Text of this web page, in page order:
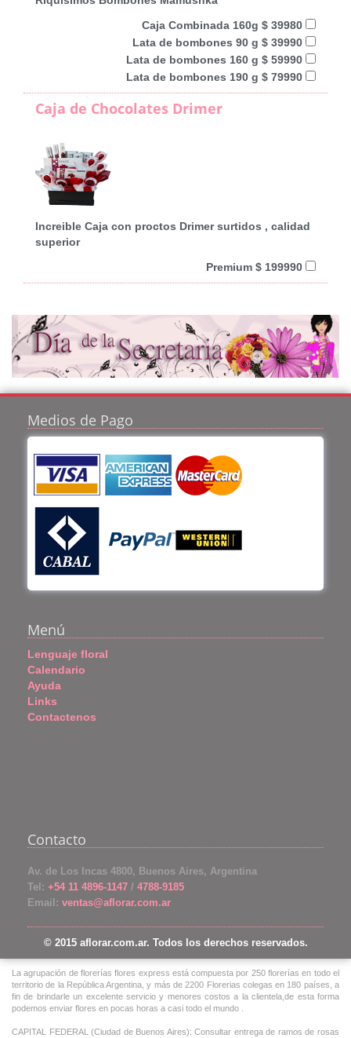
Caja Combinada 160g $ 39980
Lata de bombones 90 g $ 39990
Lata de bombones 160 g $ 59990
Lata de bombones 190 g $ 79990
Caja de Chocolates Drimer
Increible Caja con proctos Drimer surtidos , calidad
superior
Premium $ 199990
Medios de Pago
Menú
Lenguaje floral
Calendario
Ayuda
Links
Contactenos
Contacto
Av. de Los Incas 4800, Buenos Aires, Argentina
Tel: +54 11 4896-1147 / 4788-9185
Email: ventas@aflorar.com.ar
© 2015 aflorar.com.ar. Todos los derechos reservados.
La agrupación de florerías flores express está compuesta por 250 florerías en todo el
territorio de la República Argentina, y más de 2200 Florerias colegas en 180 países, a
fin de brindarle un excelente servicio y menores costos a la clientela,de esta forma
podemos enviar flores en pocas horas a casi todo el mundo .
CAPITAL FEDERAL (Ciudad de Buenos Aires): Consultar entrega de ramos de rosas